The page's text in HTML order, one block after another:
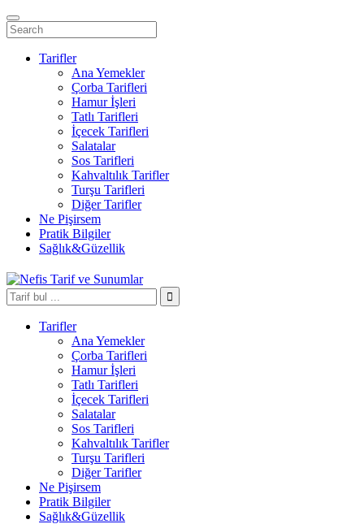
Tarifler
Ana Yemekler
Çorba Tarifleri
Hamur İşleri
Tatlı Tarifleri
İçecek Tarifleri
Salatalar
Sos Tarifleri
Kahvaltılık Tarifler
Turşu Tarifleri
Diğer Tarifler
Ne Pişirsem
Pratik Bilgiler
Sağlık&Güzellik
Tarifler
Ana Yemekler
Çorba Tarifleri
Hamur İşleri
Tatlı Tarifleri
İçecek Tarifleri
Salatalar
Sos Tarifleri
Kahvaltılık Tarifler
Turşu Tarifleri
Diğer Tarifler
Ne Pişirsem
Pratik Bilgiler
Sağlık&Güzellik